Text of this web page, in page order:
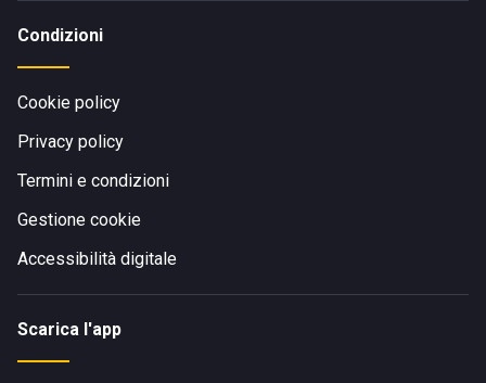
Condizioni
Cookie policy
Privacy policy
Termini e condizioni
Gestione cookie
Accessibilità digitale
Scarica l'app